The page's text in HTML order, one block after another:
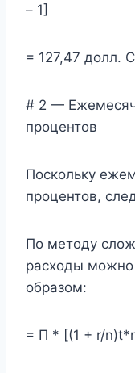
– 1]
= 127,47 долл.
# 2 —
процентов
Поскольку
процентов,
По методу
расходы
образом:
= П * [(1 + r/